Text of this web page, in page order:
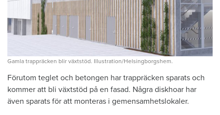
Gamla trappräcken blir växtstöd. Illustration/Helsingborgshem.
Förutom teglet och betongen har trappräcken sparats och
kommer att bli växtstöd på en fasad. Några diskhoar har
även sparats för att monteras i gemensamhetslokaler.